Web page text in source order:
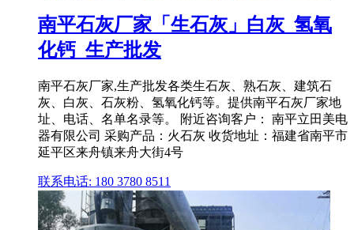
南平石灰厂家「生石灰」白灰_氢氧
化钙_生产批发
南平石灰厂家,生产批发各类生石灰、熟石灰、建筑石
灰、白灰、石灰粉、氢氧化钙等。提供南平石灰厂家地
址、电话、名单名录等。 附近咨询客户： 南平立田美电
器有限公司 采购产品：火石灰 收货地址：福建省南平市
延平区来舟镇来舟大街4号
联系电话: 180 3780 8511